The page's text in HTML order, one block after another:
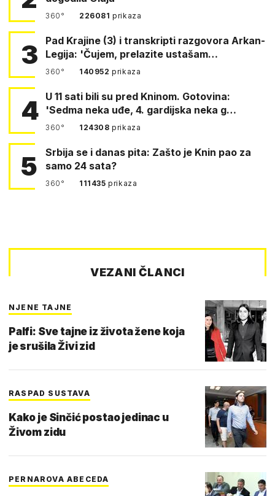
360° 226081prikaza
3
Pad Krajine (3) i transkripti razgovora Arkan-
Legija: 'Čujem, prelazite ustašam…
360° 140952prikaza
4 U 11 sati bili su pred Kninom. Gotovina:
'Sedma neka uđe, 4. gardijska neka g…
360° 124308prikaza
5
Srbija se i danas pita: Zašto je Knin pao za
samo 24 sata?
360° 111435prikaza
VEZANI ČLANCI
NJENE TAJNE
Palfi: Sve tajne iz života žene koja
je srušila Živi zid
RASPAD SUSTAVA
Kako je Sinčić postao jedinac u
Živom zidu
PERNAROVA ABECEDA